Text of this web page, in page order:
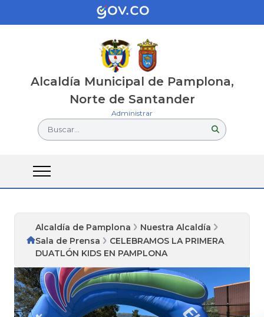
Alcaldía Municipal de Pamplona,
Norte de Santander
Administrar
Buscar...
Alcaldía de Pamplona
Nuestra Alcaldía
Sala de Prensa
CELEBRAMOS LA PRIMERA
DUATLÓN KIDS EN PAMPLONA